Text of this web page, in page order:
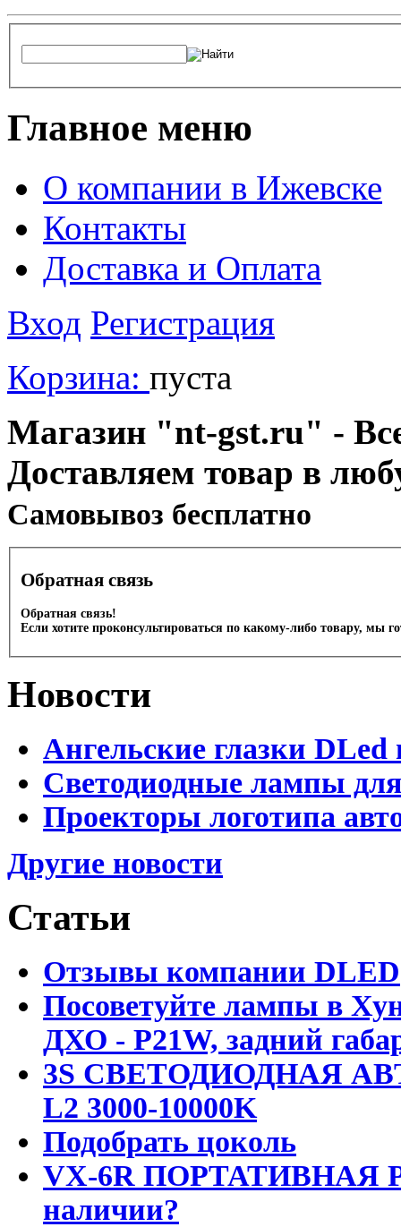
Главное меню
О компании в Ижевске
Контакты
Доставка и Оплата
Вход Регистрация
Корзина: пуста
Магазин "nt-gst.ru" -
Доставляем товар в
Cамовывоз бесплатно
Обратная связь
Обратная связь!
Если хотите проконсультироваться по какому-либо товару, мы
Новости
Ангельские глазки DLed
Светодиодные лампы
Проекторы логотипа
Другие новости
Статьи
Отзывы компании DLED
Посоветуйте лампы в
ДХО - P21W, задний
3S СВЕТОДИОДНАЯ
L2 3000-10000K
Подобрать цоколь
VX-6R ПОРТАТИВНАЯ
наличии?